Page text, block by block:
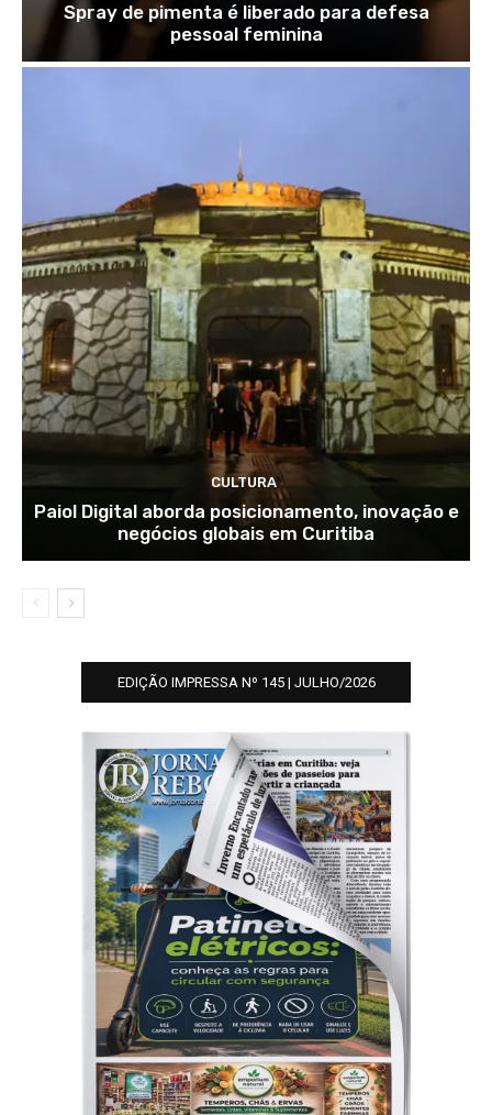
Spray de pimenta é liberado para defesa
pessoal feminina
CULTURA
Paiol Digital aborda posicionamento, inovação e
negócios globais em Curitiba
EDIÇÃO IMPRESSA Nº 145 | JULHO/2026